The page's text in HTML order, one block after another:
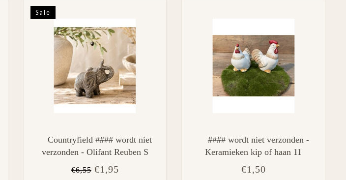
Sale
Countryfield #### wordt niet
verzonden - Olifant Reuben S
grijs-L15,5B8H12,5CM
€6,55€1,95
#### wordt niet verzonden -
Keramieken kip of haan 11
cm
€1,50